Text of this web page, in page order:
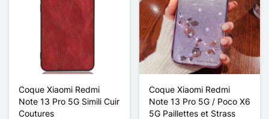
Coque Xiaomi Redmi
Note 13 Pro 5G Simili Cuir
Coutures
Coque Xiaomi Redmi
Note 13 Pro 5G / Poco X6
5G Paillettes et Strass